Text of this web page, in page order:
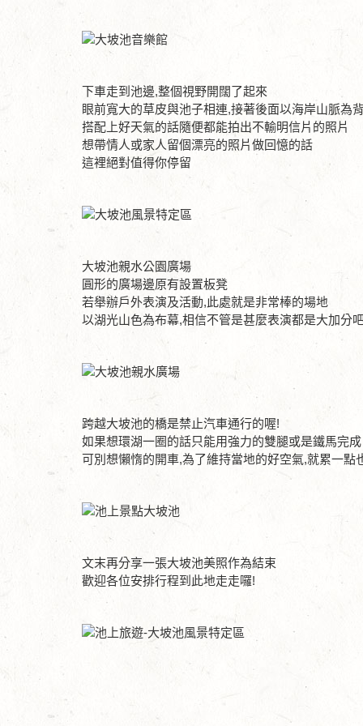
下車走到池邊,整個視野開闊了起來
眼前寬大的草皮與池子相連,接著後面以海岸山脈為
搭配上好天氣的話隨便都能拍出不輸明信片的照片
想帶情人或家人留個漂亮的照片做回憶的話
這裡絕對值得你停留
大坡池親水公園廣場
圓形的廣場邊原有設置板凳
若舉辦戶外表演及活動,此處就是非常棒的場地
以湖光山色為布幕,相信不管是甚麼表演都是大加分
跨越大坡池的橋是禁止汽車通行的喔!
如果想環湖一圈的話只能用強力的雙腿或是鐵馬完成
可別想懶惰的開車,為了維持當地的好空氣,就累一點
文末再分享一張大坡池美照作為結束
歡迎各位安排行程到此地走走囉!